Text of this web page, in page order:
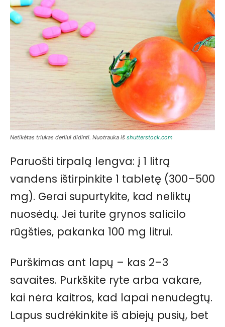
Netikėtas triukas derliui didinti. Nuotrauka iš shutterstock.com
Paruošti tirpalą lengva: į 1 litrą
vandens ištirpinkite 1 tabletę (300–500
mg). Gerai supurtykite, kad neliktų
nuosėdų. Jei turite grynos salicilo
rūgšties, pakanka 100 mg litrui.
Purškimas ant lapų – kas 2–3
savaites. Purkškite ryte arba vakare,
kai nėra kaitros, kad lapai nenudegtų.
Lapus sudrėkinkite iš abiejų pusių, bet